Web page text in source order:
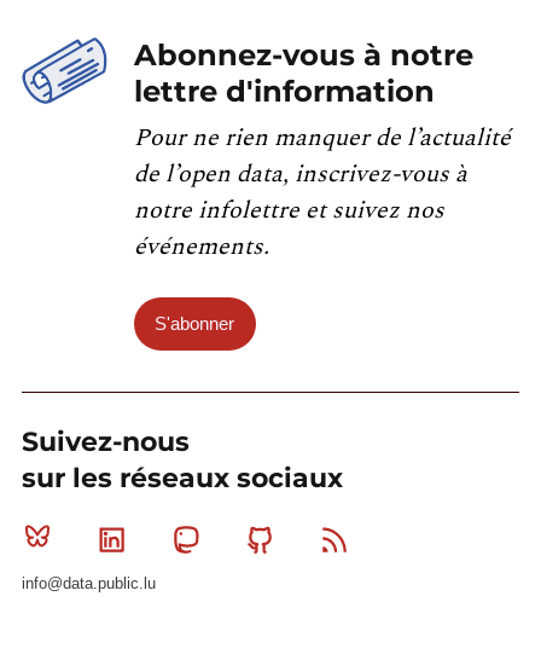
Abonnez-vous à notre
lettre d'information
Pour ne rien manquer de l’actualité
de l’open data, inscrivez-vous à
notre infolettre et suivez nos
événements.
S'abonner
Suivez-nous
sur les réseaux sociaux
Bluesky Linkedin MastodonGithub
info@data.public.lu